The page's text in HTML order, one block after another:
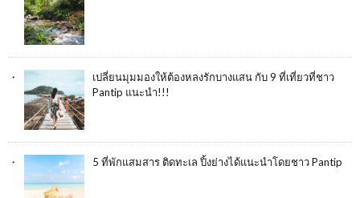
เปลี่ยนมุมมองให้ต้องหลงรักบางแสน กับ 9 ที่เที่ยวที่ชาว
Pantip แนะนำ!!!
5 ที่พักแสมสาร ติดทะเล ปิ้งย่างได้แนะนำโดยชาว Pantip